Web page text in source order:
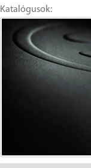
Katalógusok: